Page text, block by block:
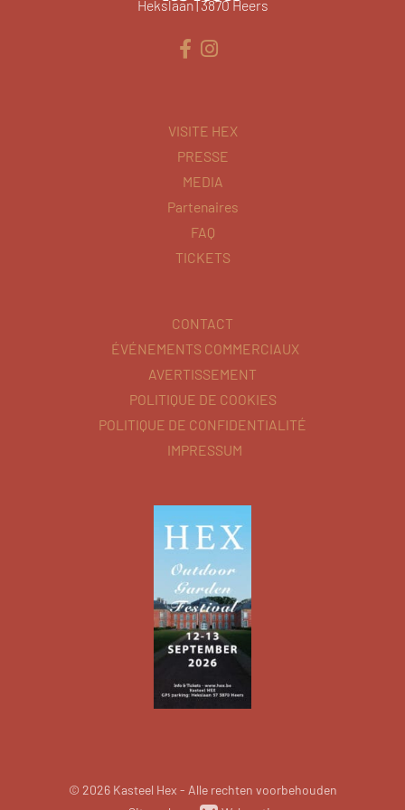
Hekslaan | 3870 Heers
VISITE HEX
PRESSE
MEDIA
Partenaires
FAQ
TICKETS
CONTACT
ÉVÉNEMENTS COMMERCIAUX
AVERTISSEMENT
POLITIQUE DE COOKIES
POLITIQUE DE CONFIDENTIALITÉ
IMPRESSUM
© 2026 Kasteel Hex - Alle rechten voorbehouden